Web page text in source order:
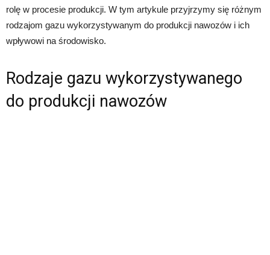
rolę w procesie produkcji. W tym artykule przyjrzymy się różnym
rodzajom gazu wykorzystywanym do produkcji nawozów i ich
wpływowi na środowisko.
Rodzaje gazu wykorzystywanego
do produkcji nawozów